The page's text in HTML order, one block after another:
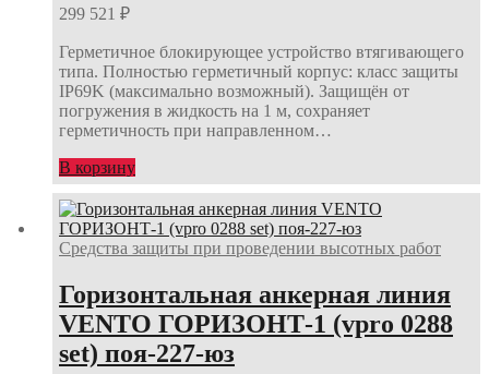
299 521 ₽
Герметичное блокирующее устройство втягивающего
типа. Полностью герметичный корпус: класс защиты
IP69K (максимально возможный). Защищён от
погружения в жидкость на 1 м, сохраняет
герметичность при направленном…
В корзину
Средства защиты при проведении высотных работ
Горизонтальная анкерная линия
VENTO ГОРИЗОНТ-1 (vpro 0288
set) поя-227-юз